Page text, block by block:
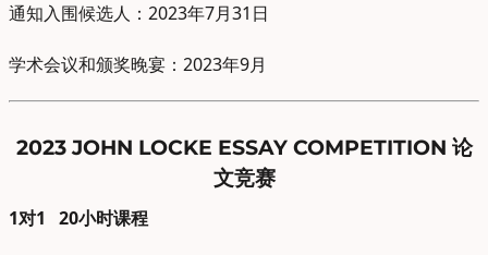
通知入围候选人：2023年7月31日
学术会议和颁奖晚宴：2023年9月
2023 JOHN LOCKE ESSAY COMPETITION 论
文竞赛
1对1 20小时课程